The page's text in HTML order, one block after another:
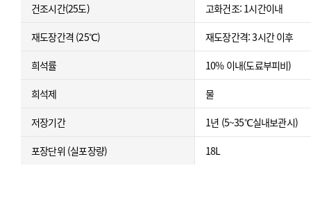
건조시간(25도) 고화건조: 1시간이내
재도장간격 (25℃) 재도장간격: 3시간 이후
희석률 10% 이내(도료부피비)
희석제 물
저장기간 1년 (5~35℃실내보관시)
포장단위 (실포장량) 18L